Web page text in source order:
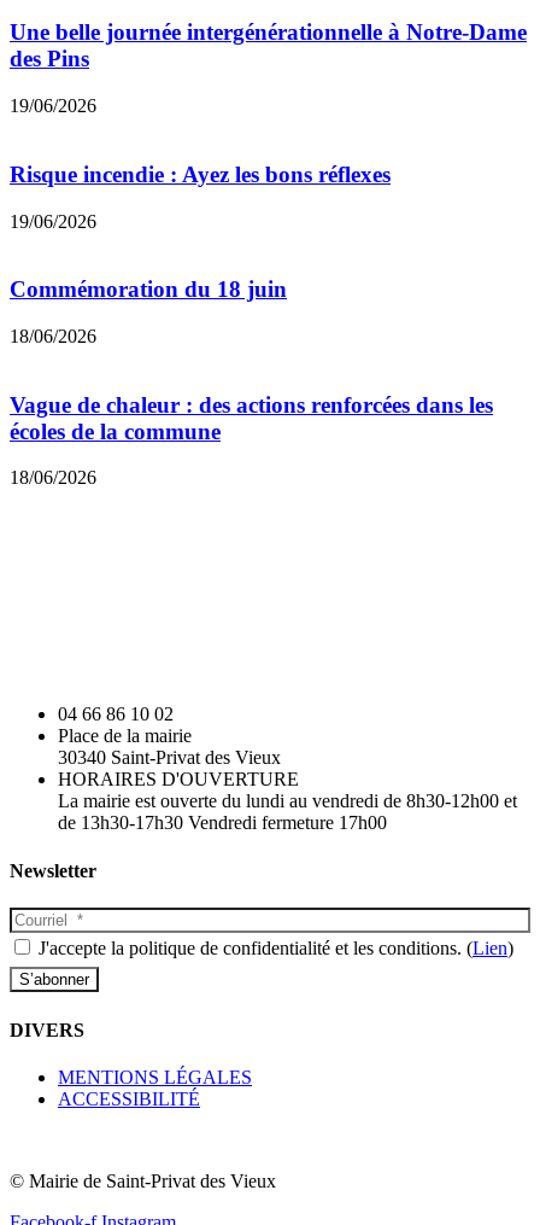
Une belle journée intergénérationnelle à Notre-Dame
des Pins
19/06/2026
Risque incendie : Ayez les bons réflexes
19/06/2026
Commémoration du 18 juin
18/06/2026
Vague de chaleur : des actions renforcées dans les
écoles de la commune
18/06/2026
04 66 86 10 02
Place de la mairie
30340 Saint-Privat des Vieux
HORAIRES D'OUVERTURE
La mairie est ouverte du lundi au vendredi de 8h30-12h00 et
de 13h30-17h30 Vendredi fermeture 17h00
Newsletter
J'accepte la politique de confidentialité et les conditions. (Lien)
DIVERS
MENTIONS LÉGALES
ACCESSIBILITÉ
© Mairie de Saint-Privat des Vieux​